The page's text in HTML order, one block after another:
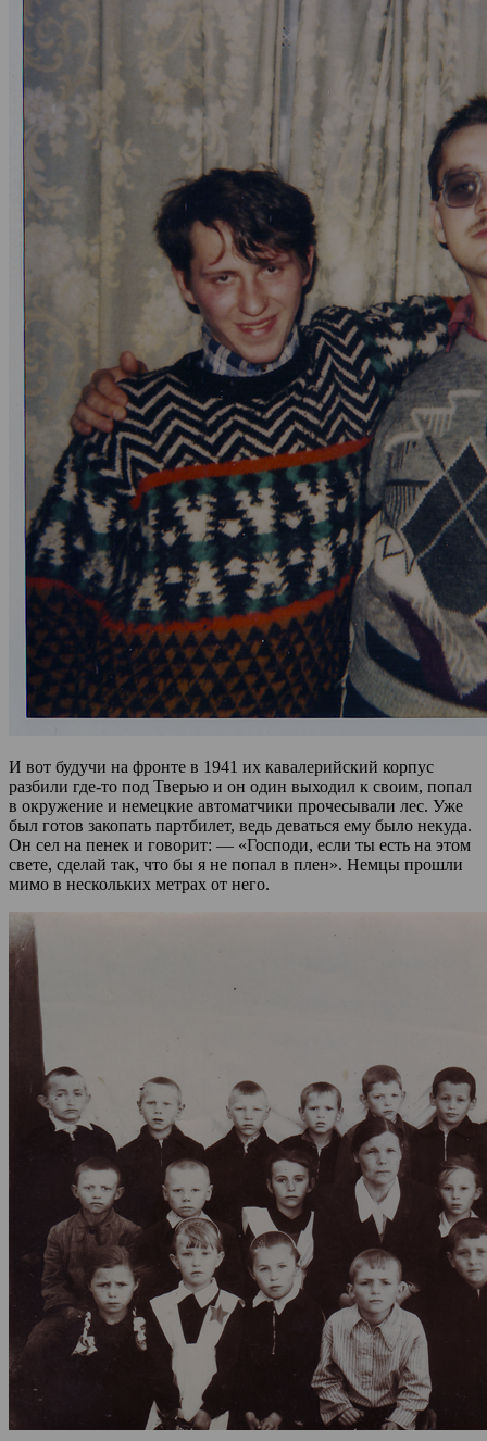
И вот будучи на фронте в 1941 их кавалерийский корпус
разбили где-то под Тверью и он один выходил к своим, попал
в окружение и немецкие автоматчики прочесывали лес. Уже
был готов закопать партбилет, ведь деваться ему было некуда.
Он сел на пенек и говорит: — «Господи, если ты есть на этом
свете, сделай так, что бы я не попал в плен». Немцы прошли
мимо в нескольких метрах от него.